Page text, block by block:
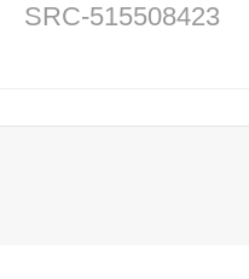
SRC-515508423